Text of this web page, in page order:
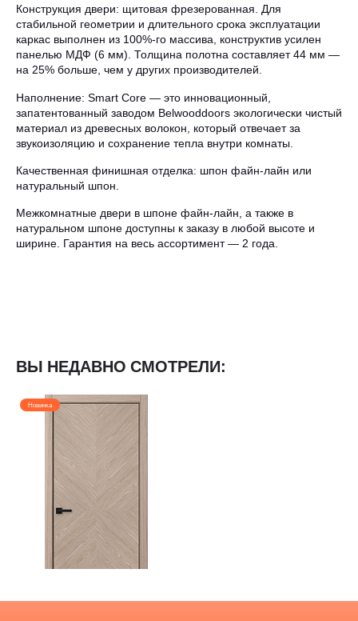
Конструкция двери: щитовая фрезерованная. Для
стабильной геометрии и длительного срока эксплуатации
каркас выполнен из 100%-го массива, конструктив усилен
панелью МДФ (6 мм). Толщина полотна составляет 44 мм —
на 25% больше, чем у других производителей.
Наполнение: Smart Core — это инновационный,
запатентованный заводом Belwooddoors экологически чистый
материал из древесных волокон, который отвечает за
звукоизоляцию и сохранение тепла внутри комнаты.
Качественная финишная отделка: шпон файн-лайн или
натуральный шпон.
Межкомнатные двери в шпоне файн-лайн, а также в
натуральном шпоне доступны к заказу в любой высоте и
ширине. Гарантия на весь ассортимент — 2 года.
ВЫ НЕДАВНО СМОТРЕЛИ:
Новинка